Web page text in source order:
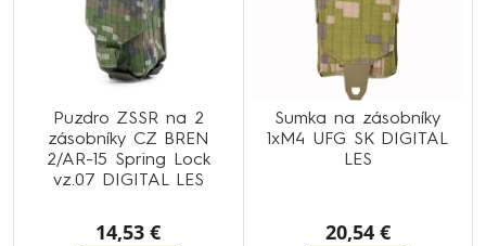
Puzdro ZSSR na 2
zásobníky CZ BREN
2/AR-15 Spring Lock
vz.07 DIGITAL LES
14,53 €
Sumka na zásobníky
1xM4 UFG SK DIGITAL
LES
20,54 €